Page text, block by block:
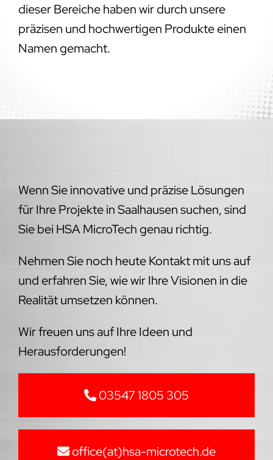
dieser Bereiche haben wir durch unsere
präzisen und hochwertigen Produkte einen
Namen gemacht.
Wenn Sie innovative und präzise Lösungen
für Ihre Projekte in Saalhausen suchen, sind
Sie bei HSA MicroTech genau richtig.
Nehmen Sie noch heute Kontakt mit uns auf
und erfahren Sie, wie wir Ihre Visionen in die
Realität umsetzen können.
Wir freuen uns auf Ihre Ideen und
Herausforderungen!
03547 1805 305
office(at)hsa-microtech.de